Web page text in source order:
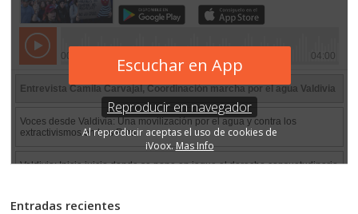
Entradas recientes